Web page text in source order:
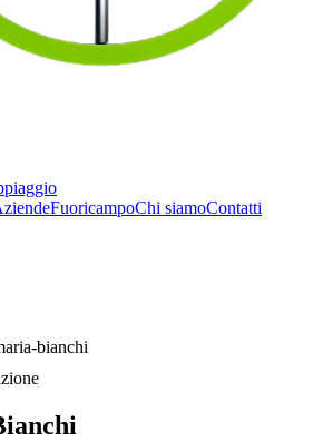
FuoricampoChi siamoContatti
bianchi